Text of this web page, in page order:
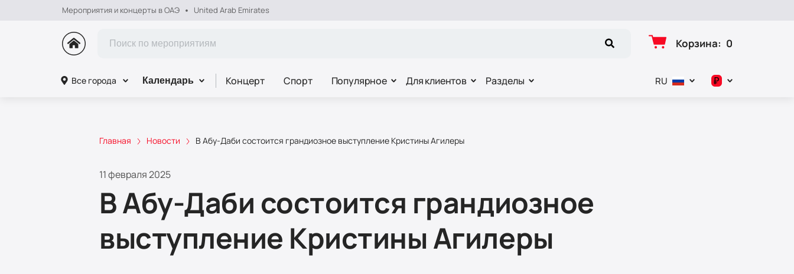
Мероприятия и концерты в ОАЭ United Arab Emirates
Корзина: 0
Все города Календарь Концерт Спорт Популярное Для клиентов Разделы RU ₽
Главная Новости В Абу-Даби состоится грандиозное выступление Кристины Агилеры
11 февраля 2025
В Абу-Даби состоится грандиозное
выступление Кристины Агилеры